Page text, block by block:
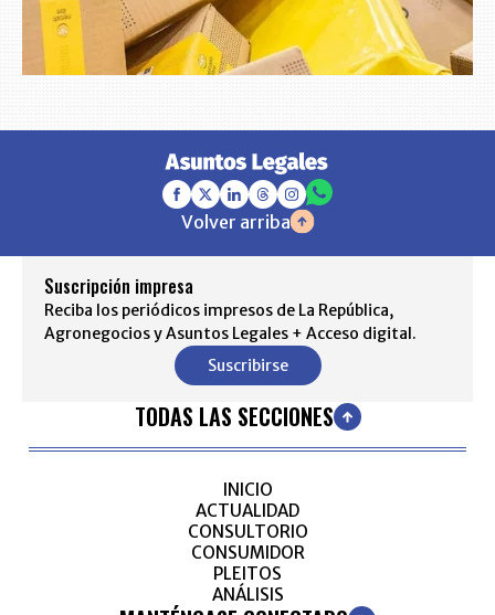
Volver arriba
Suscripción impresa
Reciba los periódicos impresos de La República,
Agronegocios y Asuntos Legales + Acceso digital.
Suscribirse
TODAS LAS SECCIONES
INICIO
ACTUALIDAD
CONSULTORIO
CONSUMIDOR
PLEITOS
ANÁLISIS